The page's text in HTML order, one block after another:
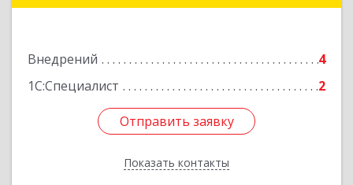
Внедрений
4
1С:Специалист
2
Отправить заявку
Показать контакты
Отправить заявку
Назад